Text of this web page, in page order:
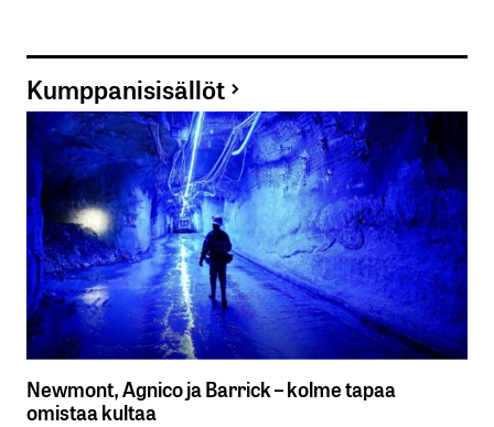
Kumppanisisällöt
Newmont, Agnico ja Barrick – kolme tapaa
omistaa kultaa